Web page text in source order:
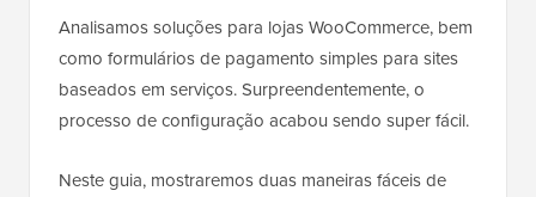
Analisamos soluções para lojas WooCommerce, bem
como formulários de pagamento simples para sites
baseados em serviços. Surpreendentemente, o
processo de configuração acabou sendo super fácil.
Neste guia, mostraremos duas maneiras fáceis de